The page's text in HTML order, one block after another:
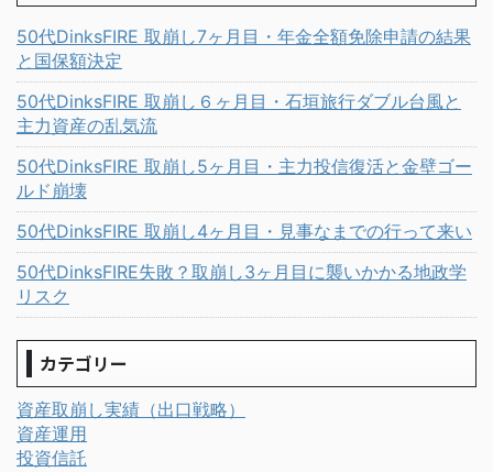
50代DinksFIRE 取崩し7ヶ月目・年金全額免除申請の結果
と国保額決定
50代DinksFIRE 取崩し６ヶ月目・石垣旅行ダブル台風と
主力資産の乱気流
50代DinksFIRE 取崩し5ヶ月目・主力投信復活と金壁ゴー
ルド崩壊
50代DinksFIRE 取崩し4ヶ月目・見事なまでの行って来い
50代DinksFIRE失敗？取崩し3ヶ月目に襲いかかる地政学
リスク
カテゴリー
資産取崩し実績（出口戦略）
資産運用
投資信託